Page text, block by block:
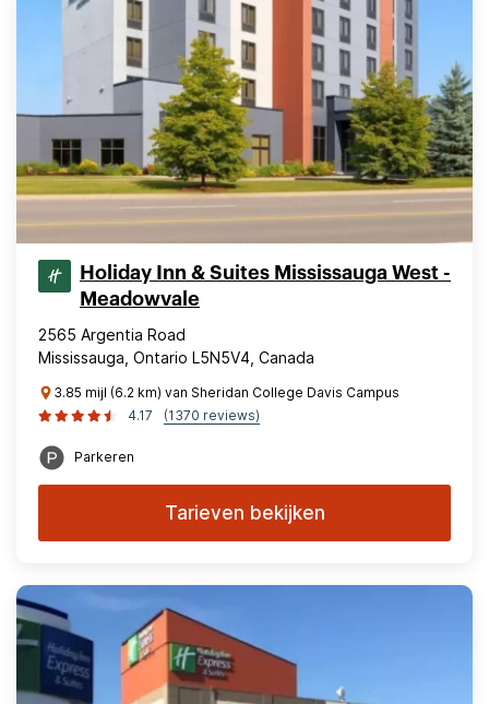
Holiday Inn & Suites Mississauga West -
Meadowvale
2565 Argentia Road
Mississauga, Ontario L5N5V4, Canada
3.85 mijl (6.2 km) van Sheridan College Davis Campus
4.17
(1370 reviews)
Parkeren
Tarieven bekijken